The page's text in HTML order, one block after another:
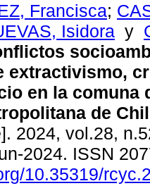
Francisca;
Isidora y
extractivismo,
en la comuna
de
2024, vol.28,
2024. ISSN
10.35319/